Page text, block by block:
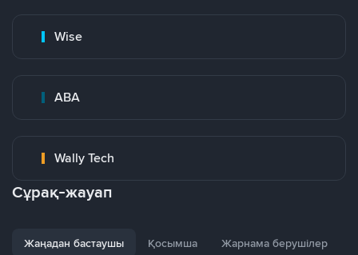
Wise
ABA
Wally Tech
Сұрақ-жауап
Жаңадан бастаушы Қосымша Жарнама берушілер